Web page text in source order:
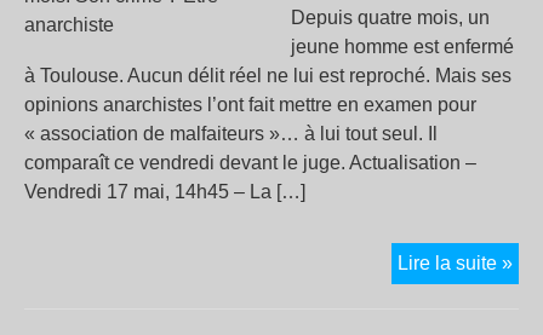
Depuis quatre mois, un
jeune homme est enfermé
à Toulouse. Aucun délit réel ne lui est reproché. Mais ses
opinions anarchistes l’ont fait mettre en examen pour
« association de malfaiteurs »… à lui tout seul. Il
comparaît ce vendredi devant le juge. Actualisation –
Vendredi 17 mai, 14h45 – La […]
Lire la suite »En